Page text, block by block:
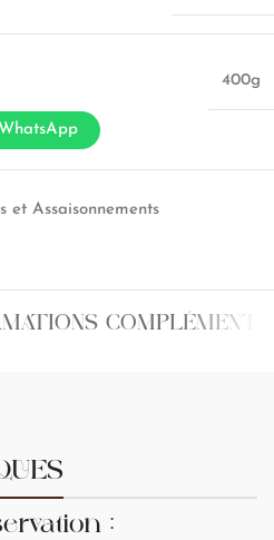
400g
et Assaisonnements
: